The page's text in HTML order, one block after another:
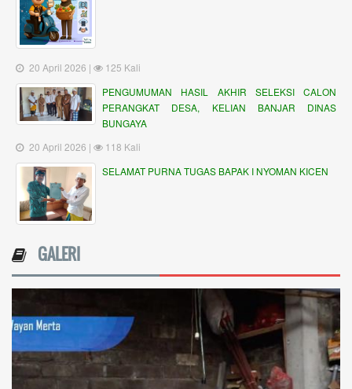
20 April 2026 |
125 Kali
PENGUMUMAN HASIL AKHIR SELEKSI CALON
PERANGKAT DESA, KELIAN BANJAR DINAS
BUNGAYA
20 April 2026 |
118 Kali
SELAMAT PURNA TUGAS BAPAK I NYOMAN KICEN
GALERI